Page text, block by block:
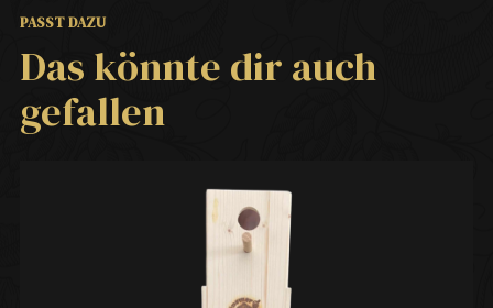
PASST DAZU
Das könnte dir auch
gefallen